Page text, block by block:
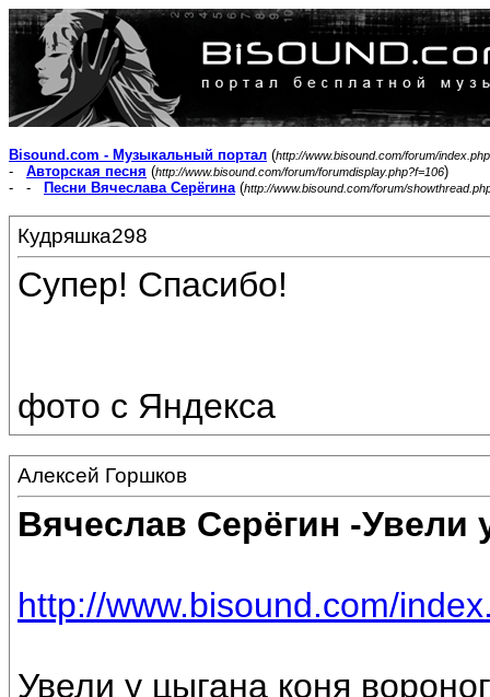
Bisound.com - Музыкальный портал (http://www.bisound.com/forum/index.php
- Авторская песня (http://www.bisound.com/forum/forumdisplay.php?f=106)
- -
Песни Вячеслава Серёгина(http://www.bisound.com/forum/
Кудряшка298
Супер! Спасибо!
фото с Яндекса
Алексей Горшков
Вячеслав Серёгин -Увели
http://www.bisound.com/
Увели у цыгана коня